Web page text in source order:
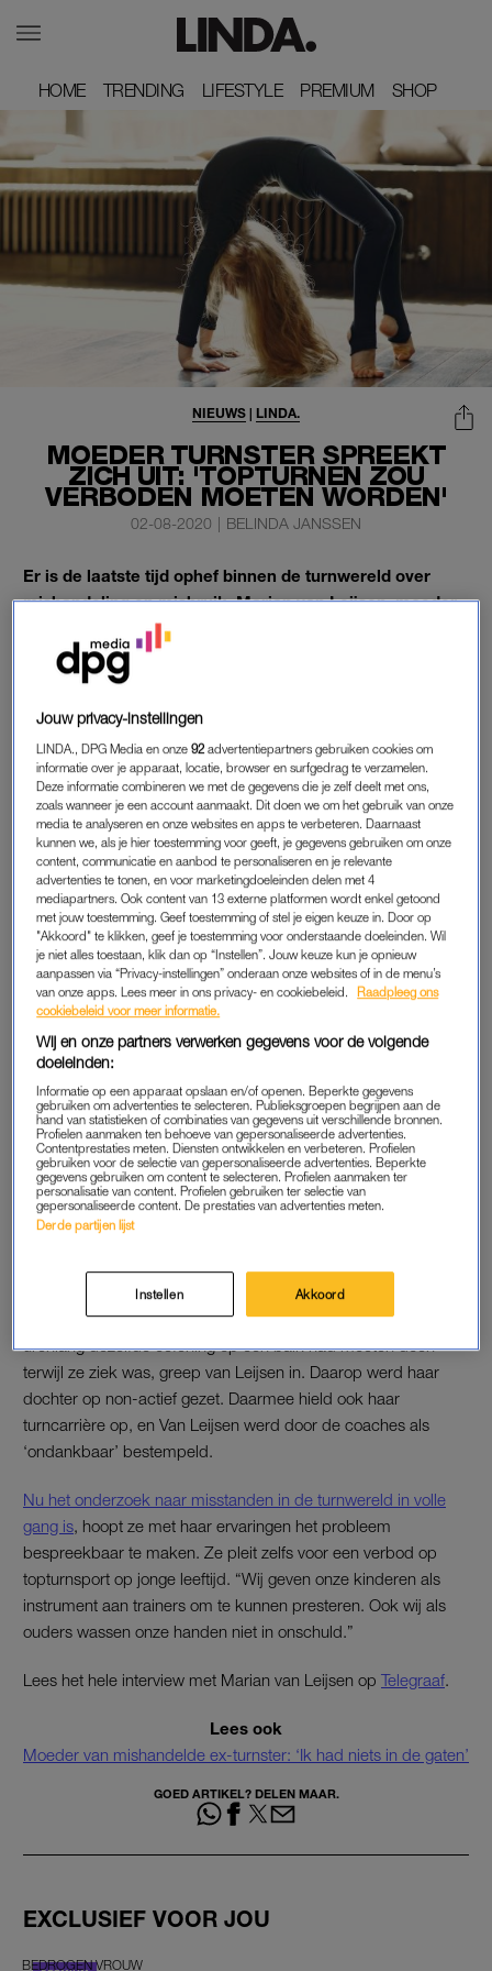
HOME
HOME TRENDING
TRENDING LIFESTYLE
LIFESTYLE PREMIUM
PREMIUM SHOP
SHOP
MOEDER TURNSTER SPREEKT
ZICH UIT: 'TOPTURNEN ZOU
VERBODEN MOETEN WORDEN'
NIEUWS | LINDA.
02-08-2020 | BELINDA JANSSEN
Er is de laatste tijd ophef binnen de turnwereld over
mishandeling en misbruik. Marian van Leijsen, moeder
van een jong turntalent, pleit voor een verbod.
Van Leijsen blikt terug op de ervaringen met haar eigen kind
TURNEN
Twintig tot dertig uur per week trainde haar dochter op de top
van haar kunnen. Al op haar achtste werd ze kampioen. Toen
was het nog leuk, vertelt Van Leijsen. “Veel lol en weinig
trainen”. Maar de druk nam al snel toe en er werd aan alle
kanten aan haar kind getrokken. Ze liet het toe. “Ook voor ons
vervaagden de grenzen.”
Haar dochter haalde de ene na de andere prijs binnen, maar
gelukkig werd ze er niet van. “Van een talentvolle energieke
turnster veranderde ze in gereedschap om een trainer
succesvol te maken.” Op zeker moment zag de trainer hun
kind vaker dan zijzelf. De trainingsruimtes bleven daarbij
gesloten voor de ouders.
Lees ook
Turncoach Gerrit Beltman: ‘Ik mishandelde en vernederde
jonge turnsters’
NON-ACTIEF
Toen haar dochter, toen twaalf, vertelde dat ze op een dag
urenlang dezelfde oefening op een balk had moeten doen
terwijl ze ziek was, greep van Leijsen in. Daarop werd haar
dochter op non-actief gezet. Daarmee hield ook haar
turncarrière op, en Van Leijsen werd door de coaches als
‘ondankbaar’ bestempeld.
Nu het onderzoek naar misstanden in de turnwereld in volle
gang is , hoopt ze met haar ervaringen het probleem
bespreekbaar te maken. Ze pleit zelfs voor een verbod op
topturnsport op jonge leeftijd. “Wij geven onze kinderen als
instrument aan trainers om te kunnen presteren. Ook wij als
ouders wassen onze handen niet in onschuld.”
Lees het hele interview met Marian van Leijsen op Telegraaf
Lees ook
Moeder van mishandelde ex-turnster: ‘Ik had niets in de gaten’
GOED ARTIKEL? DELEN MAAR.
EXCLUSIEF VOOR JOU
BEDROGEN VROUW
Jouw privacy-instellingen
LINDA., DPG Media en onze92 advertentiepartners gebruiken cookies om
informatie over je apparaat, locatie, browser en surfgedrag te verzamelen.
Deze informatie combineren we met de gegevens die je zelf deelt met ons,
zoals wanneer je een account aanmaakt. Dit doen we om het gebruik van onze
media te analyseren en onze websites en apps te verbeteren. Daarnaast
kunnen we, als je hier toestemming voor geeft, je gegevens gebruiken om onze
content, communicatie en aanbod te personaliseren en je relevante
advertenties te tonen, en voor marketingdoeleinden delen met 4
mediapartners. Ook content van 13 externe platformen wordt enkel getoond
met jouw toestemming. Geef toestemming of stel je eigen keuze in. Door op
"Akkoord" te klikken, geef je toestemming voor onderstaande doeleinden. Wil
je niet alles toestaan, klik dan op “Instellen”. Jouw keuze kun je opnieuw
aanpassen via “Privacy-instellingen” onderaan onze websites of in de menu’s
van onze apps. Lees meer in ons privacy- en cookiebeleid.
Raadpleeg ons
cookiebeleid voor meer informatie.
Wij en onze partners verwerken gegevens voor de volgende
doeleinden:
Informatie op een apparaat opslaan en/of openen. Beperkte gegevens
gebruiken om advertenties te selecteren. Publieksgroepen begrijpen aan de
hand van statistieken of combinaties van gegevens uit verschillende bronnen.
Profielen aanmaken ten behoeve van gepersonaliseerde advertenties.
Contentprestaties meten. Diensten ontwikkelen en verbeteren. Profielen
gebruiken voor de selectie van gepersonaliseerde advertenties. Beperkte
gegevens gebruiken om content te selecteren. Profielen aanmaken ter
personalisatie van content. Profielen gebruiken ter selectie van
gepersonaliseerde content. De prestaties van advertenties meten.
Derde partijen lijst
Instellen Akkoord